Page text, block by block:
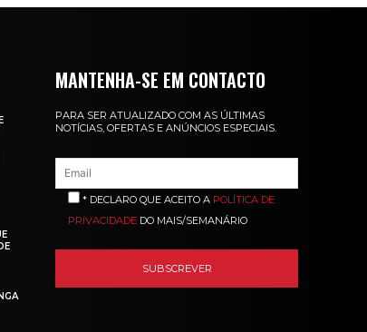
MANTENHA-SE EM CONTACTO
PARA SER ATUALIZADO COM AS ÚLTIMAS
NOTÍCIAS, OFERTAS E ANÚNCIOS ESPECIAIS.
* DECLARO QUE ACEITO A POLÍTICA DE
PRIVACIDADE DO MAIS/SEMANÁRIO